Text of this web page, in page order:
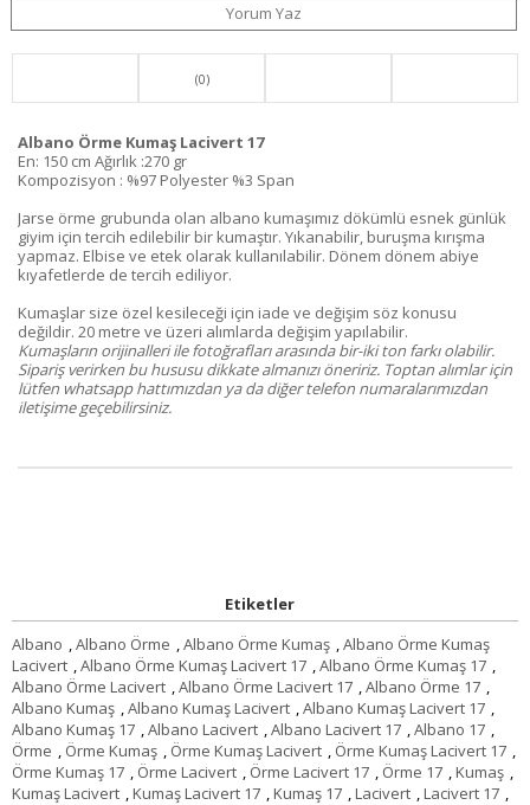
Yorum Yaz
(0)
Albano Örme Kumaş Lacivert 17
En: 150 cm Ağırlık :270 gr
Kompozisyon : %97 Polyester %3 Span
Jarse örme grubunda olan albano kumaşımız dökümlü esnek günlük
giyim için tercih edilebilir bir kumaştır. Yıkanabilir, buruşma kırışma
yapmaz. Elbise ve etek olarak kullanılabilir. Dönem dönem abiye
kıyafetlerde de tercih ediliyor.
Kumaşlar size özel kesileceği için iade ve değişim söz konusu
değildir. 20 metre ve üzeri alımlarda değişim yapılabilir.
Kumaşların orijinalleri ile fotoğrafları arasında bir-iki ton farkı olabilir.
Sipariş verirken bu hususu dikkate almanızı öneririz. Toptan alımlar için
lütfen whatsapp hattımızdan ya da diğer telefon numaralarımızdan
iletişime geçebilirsiniz.
Etiketler
Albano ,Albano Örme ,Albano Örme Kumaş ,Albano Örme Kumaş
Lacivert ,Albano Örme Kumaş Lacivert 17 ,Albano Örme Kumaş 17 ,
Albano Örme Lacivert ,Albano Örme Lacivert 17 ,Albano Örme 17 ,
Albano Kumaş ,Albano Kumaş Lacivert ,Albano Kumaş Lacivert 17 ,
Albano Kumaş 17 ,Albano Lacivert ,Albano Lacivert 17 ,Albano 17 ,
Örme , Örme Kumaş , Örme Kumaş Lacivert , Örme Kumaş Lacivert 17 ,
Örme Kumaş 17 , Örme Lacivert , Örme Lacivert 17 , Örme 17 ,Kumaş ,
Kumaş Lacivert ,Kumaş Lacivert 17 ,Kumaş 17 ,Lacivert ,Lacivert 17 ,